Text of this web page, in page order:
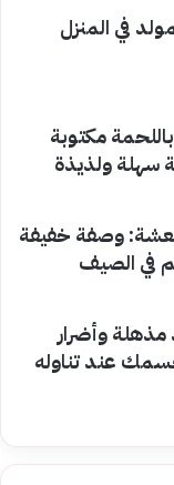
في المنزل
مكتوبة
سهلة ولذيذة
وصفة خفيفة
في الصيف
مذهلة وأضرار
عند تناوله